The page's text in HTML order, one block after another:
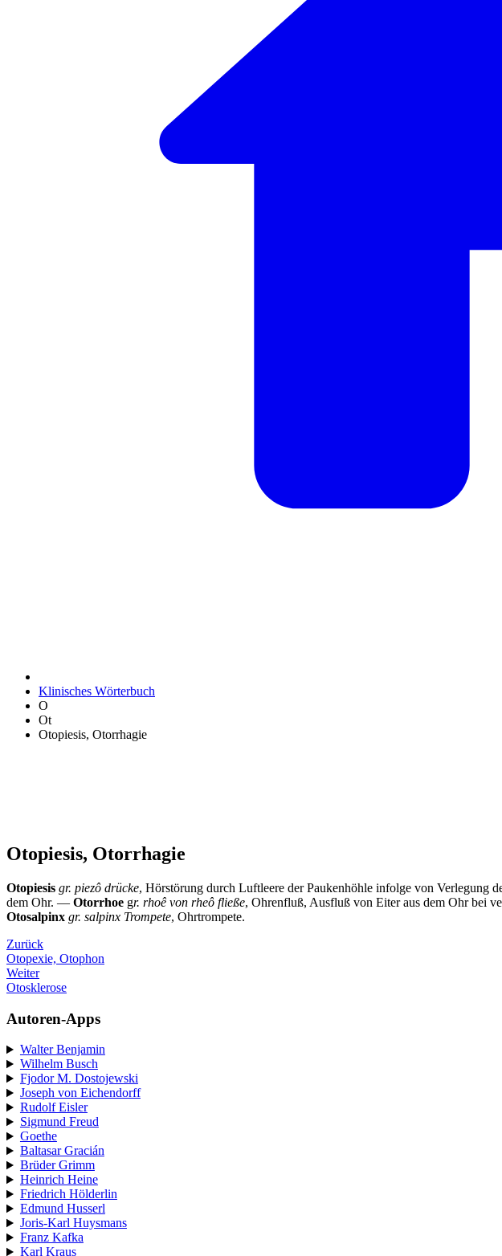
Klinisches Wörterbuch
O
Ot
Otopiesis, Otorrhagie
Otopiesis, Otorrhagie
Otopiesis gr. piezô drücke, Hörstörung durch Luftleere der Paukenhöhle infolge von
dem Ohr. — Otorrhoe gr. rhoê von rheô fließe, Ohrenfluß, Ausfluß von Eiter aus dem Ohr bei
Otosalpinx gr. salpinx Trompete, Ohrtrompete.
Zurück
Otopexie, Otophon
Weiter
Otosklerose
Autoren-Apps
Walter Benjamin
Wilhelm Busch
Fjodor M. Dostojewski
Joseph von Eichendorff
Rudolf Eisler
Sigmund Freud
Goethe
Baltasar Gracián
Brüder Grimm
Heinrich Heine
Friedrich Hölderlin
Edmund Husserl
Joris-Karl Huysmans
Franz Kafka
Karl Kraus